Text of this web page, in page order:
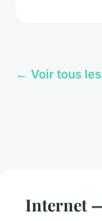
← Voir tous
Internet